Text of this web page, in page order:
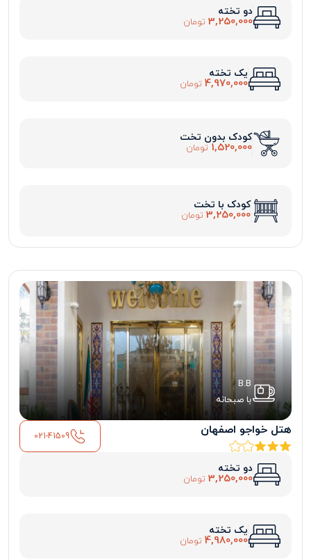
دو تخته
3,250,000 تومان
یک تخته
4,970,000 تومان
کودک بدون تخت
1,520,000 تومان
کودک با تخت
3,250,000 تومان
B.B
با صبحانه
هتل خواجو اصفهان 021-41509
دو تخته
3,250,000 تومان
یک تخته
4,980,000 تومان